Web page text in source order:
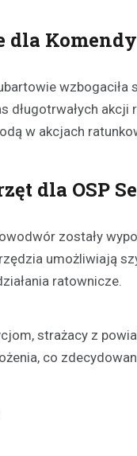
dla
długotrwałych
w akcjach
dla OSP
zostały
umożliwiają
ratownicze.
strażacy z
co